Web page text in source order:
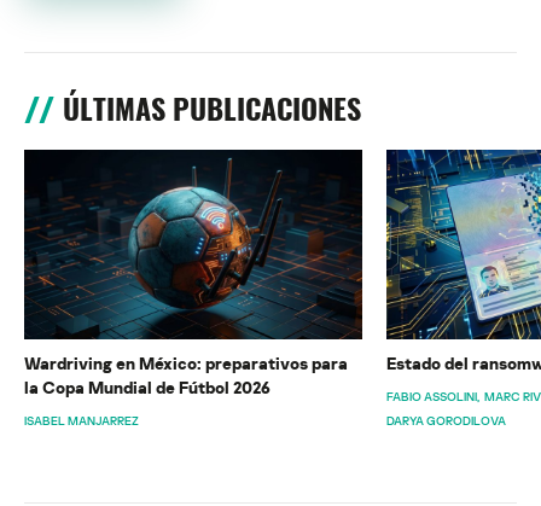
ÚLTIMAS PUBLICACIONES
Wardriving en México: preparativos para
la Copa Mundial de Fútbol 2026
ISABEL MANJARREZ
Estado del
FABIO ASSOLINI MARC
DARYA GORODILOVA